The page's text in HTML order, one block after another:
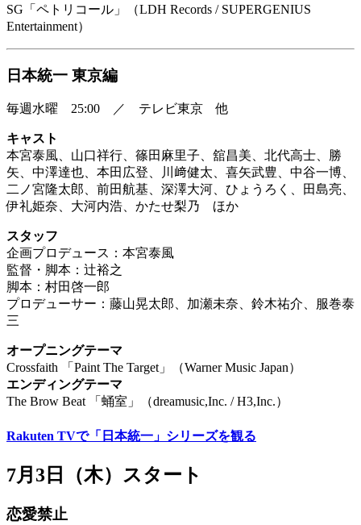
SG「ペトリコール」（LDH Records / SUPERGENIUS
Entertainment）
日本統一 東京編
毎週水曜 25:00 ／ テレビ東京 他
キャスト
本宮泰風、山口祥行、篠田麻里子、舘昌美、北代高士、勝
矢、中澤達也、本田広登、川﨑健太、喜矢武豊、中谷一博、
二ノ宮隆太郎、前田航基、深澤大河、ひょうろく、田島亮、
伊礼姫奈、大河内浩、かたせ梨乃 ほか
スタッフ
企画プロデュース：本宮泰風
監督・脚本：辻裕之
脚本：村田啓一郎
プロデューサー：藤山晃太郎、加瀬未奈、鈴木祐介、服巻泰
三
オープニングテーマ
Crossfaith 「Paint The Target」（Warner Music Japan）
エンディングテーマ
The Brow Beat 「蛹室」（dreamusic,Inc. / H3,Inc.）
Rakuten TVで「日本統一」シリーズを観る
7月3日（木）スタート
恋愛禁止